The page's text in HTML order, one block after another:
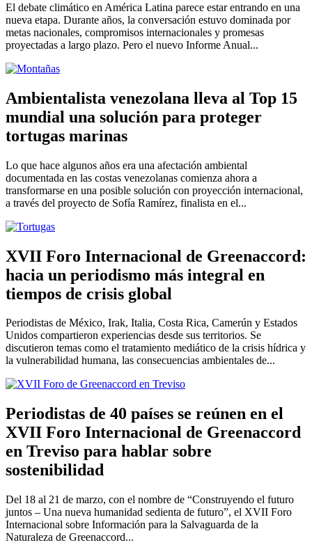
El debate climático en América Latina parece estar entrando en una
nueva etapa. Durante años, la conversación estuvo dominada por
metas nacionales, compromisos internacionales y promesas
proyectadas a largo plazo. Pero el nuevo Informe Anual...
Ambientalista venezolana lleva al Top 15
mundial una solución para proteger
tortugas marinas
Lo que hace algunos años era una afectación ambiental
documentada en las costas venezolanas comienza ahora a
transformarse en una posible solución con proyección internacional,
a través del proyecto de Sofía Ramírez, finalista en el...
XVII Foro Internacional de Greenaccord:
hacia un periodismo más integral en
tiempos de crisis global
Periodistas de México, Irak, Italia, Costa Rica, Camerún y Estados
Unidos compartieron experiencias desde sus territorios. Se
discutieron temas como el tratamiento mediático de la crisis hídrica y
la vulnerabilidad humana, las consecuencias ambientales de...
Periodistas de 40 países se reúnen en el
XVII Foro Internacional de Greenaccord
en Treviso para hablar sobre
sostenibilidad
Del 18 al 21 de marzo, con el nombre de “Construyendo el futuro
juntos – Una nueva humanidad sedienta de futuro”, el XVII Foro
Internacional sobre Información para la Salvaguarda de la
Naturaleza de Greenaccord...